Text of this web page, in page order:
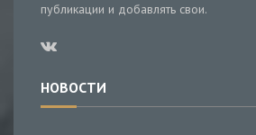
публикации и добавлять свои.
НОВОСТИ